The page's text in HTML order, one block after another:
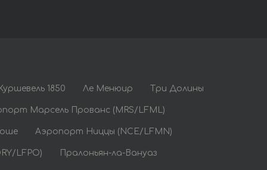
1850 Ле Менюир Три Долины
Марсель Прованс (MRS/LFML)
Аэропорт Ниццы (NCE/LFMN)
LFPO) Пралоньян-ла-Вануаз